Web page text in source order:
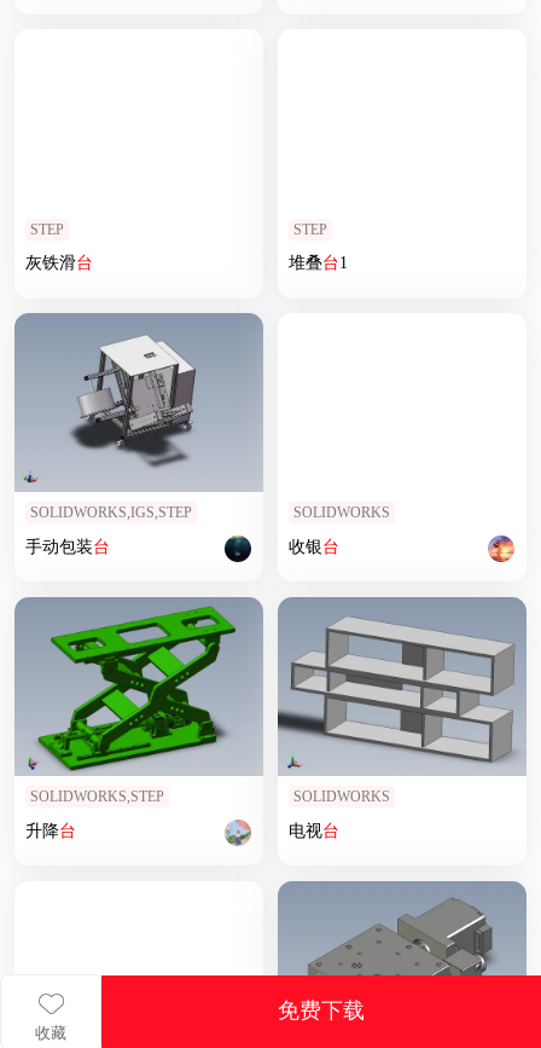
收藏
免费下载
STEP
灰铁滑台
STEP
堆叠台1
SOLIDWORKS,IGS,STEP
手动包装台
SOLIDWORKS
收银台
SOLIDWORKS,STEP
升降台
SOLIDWORKS
电视台